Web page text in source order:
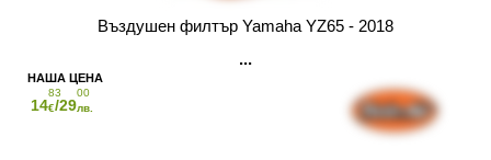
Въздушен филтър Yamaha YZ65 - 2018
14
83
€/29
00
лв.